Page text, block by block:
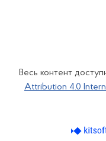
Весь контент
Attribution 4.0